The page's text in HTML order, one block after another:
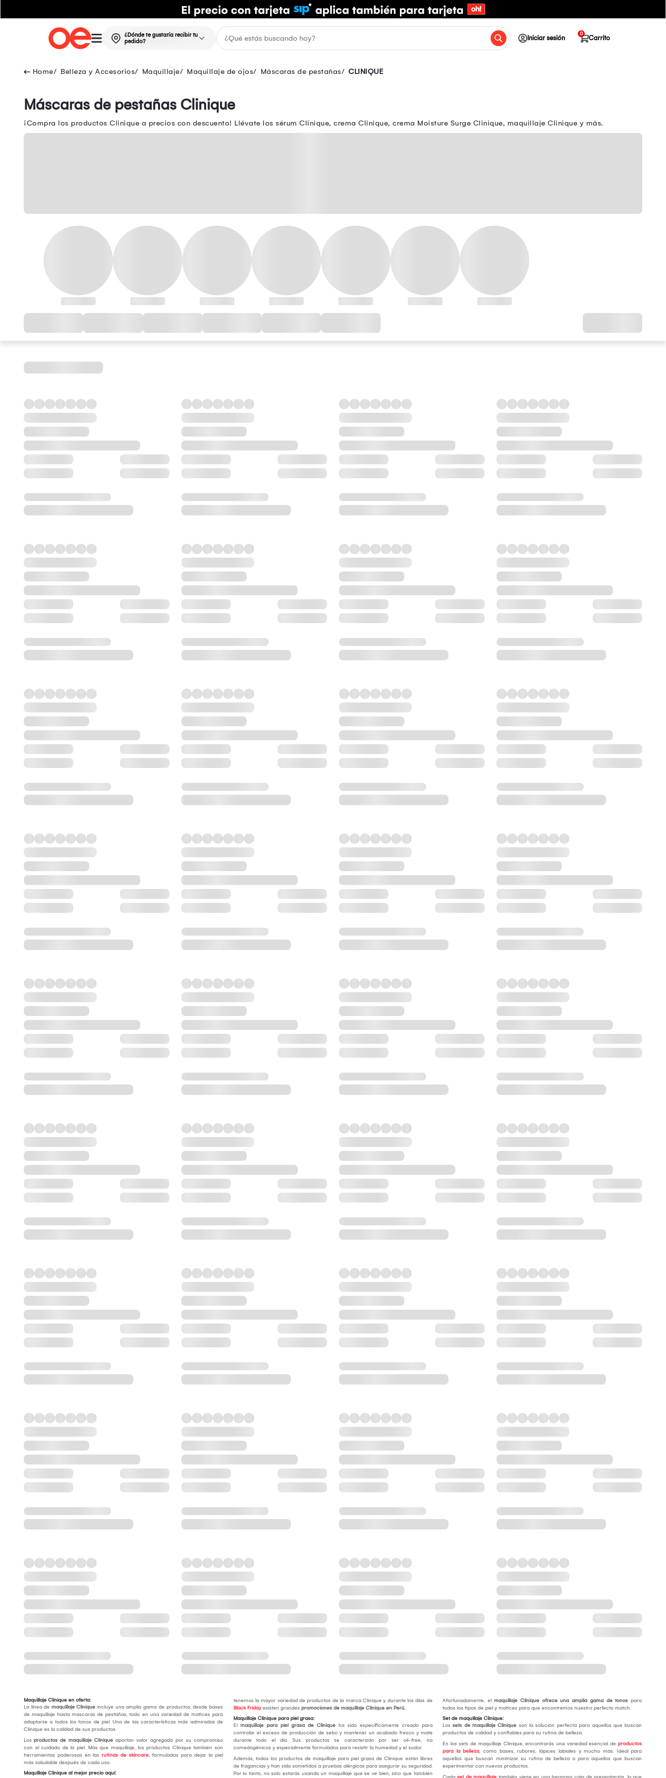
¿Dónde te gustaría recibir tu
pedido?
Iniciar sesión Carrito
0
Belleza y Accesorios Maquillaje Maquillaje de ojos Máscaras de pestañas CLINIQUE
Máscaras de pestañas Clinique
¡Compra los productos Clinique a precios con descuento! Llévate los sérum Clinique, crema Clinique, crema Moisture Surge Clinique, maquillaje Clinique y más.
Maquillaje Clinique en oferta:
La línea de maquillaje Clinique incluye una amplia gama de productos, desde bases
de maquillaje hasta mascaras de pestañas, todo en una variedad de matices para
adaptarse a todos los tonos de piel. Una de las características más admiradas de
Clinique es la calidad de sus productos.
Los productos de maquillaje Clinique aportan valor agregado por su compromiso
con el cuidado de la piel. Más que maquillaje, los productos Clinique también son
herramientas poderosas en las rutinas de skincare, formuladas para dejar la piel
más saludable después de cada uso.
Maquillaje Clinique al mejor precio aquí:
tenemos la mayor variedad de productos de la marca Clinique y durante los días de
Black Fridayexisten grandes promociones de maquillaje Clinique en Perú.
Maquillaje Clinique para piel grasa:
El maquillaje para piel grasa de Cliniqueha sido específicamente creado para
controlar el exceso de producción de sebo y mantener un acabado fresco y mate
durante todo el día. Sus productos se caracterizan por ser oil-free, no
comedogénicos y especialmente formulados para resistir la humedad y el sudor.
Además, todos los productos de maquillaje para piel grasa de Clinique están libres
de fragancias y han sido sometidos a pruebas alérgicas para asegurar su seguridad.
Por lo tanto, no solo estarás usando un maquillaje que se ve bien, sino que también
Afortunadamente, elmaquillaje Clinique ofrece una amplia gama de tonos para
todos los tipos de piel y matices para que encontremos nuestro perfecto match.
Set de maquillaje Clinique:
Lossets de maquillaje Clinique son la solución perfecta para aquellos que buscan
productos de calidad y confiables para su rutina de belleza.
En los sets de maquillaje Clinique, encontrarás una variedad esencial deproductos
para la belleza, como bases, rubores, lápices labiales y mucho más. Ideal para
aquellos que buscan minimizar su rutina de belleza o para aquellos que buscan
experimentar con nuevos productos.